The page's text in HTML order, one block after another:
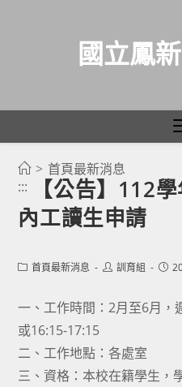
國立鳳
> 首頁最新消息
:::
【公告】112
內工讀生申請
Post首頁最新消息
Post訓育組
Post
一、工作時間：2月至6月，
或16:15-17:15
二、工作地點：各處室
三、資格：本校在籍學生，